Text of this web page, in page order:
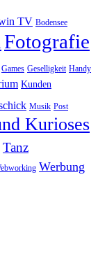
TV Bodensee
Fotografie
Games Geselligkeit Handy
Kunden
Musik Post
Kurioses
Tanz
Werbung